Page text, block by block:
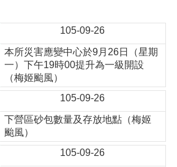
105-09-26
本所災害應變中心於9月26日（星期
一）下午19時00提升為一級開設
（梅姬颱風）
105-09-26
下營區砂包數量及存放地點（梅姬
颱風）
105-09-26